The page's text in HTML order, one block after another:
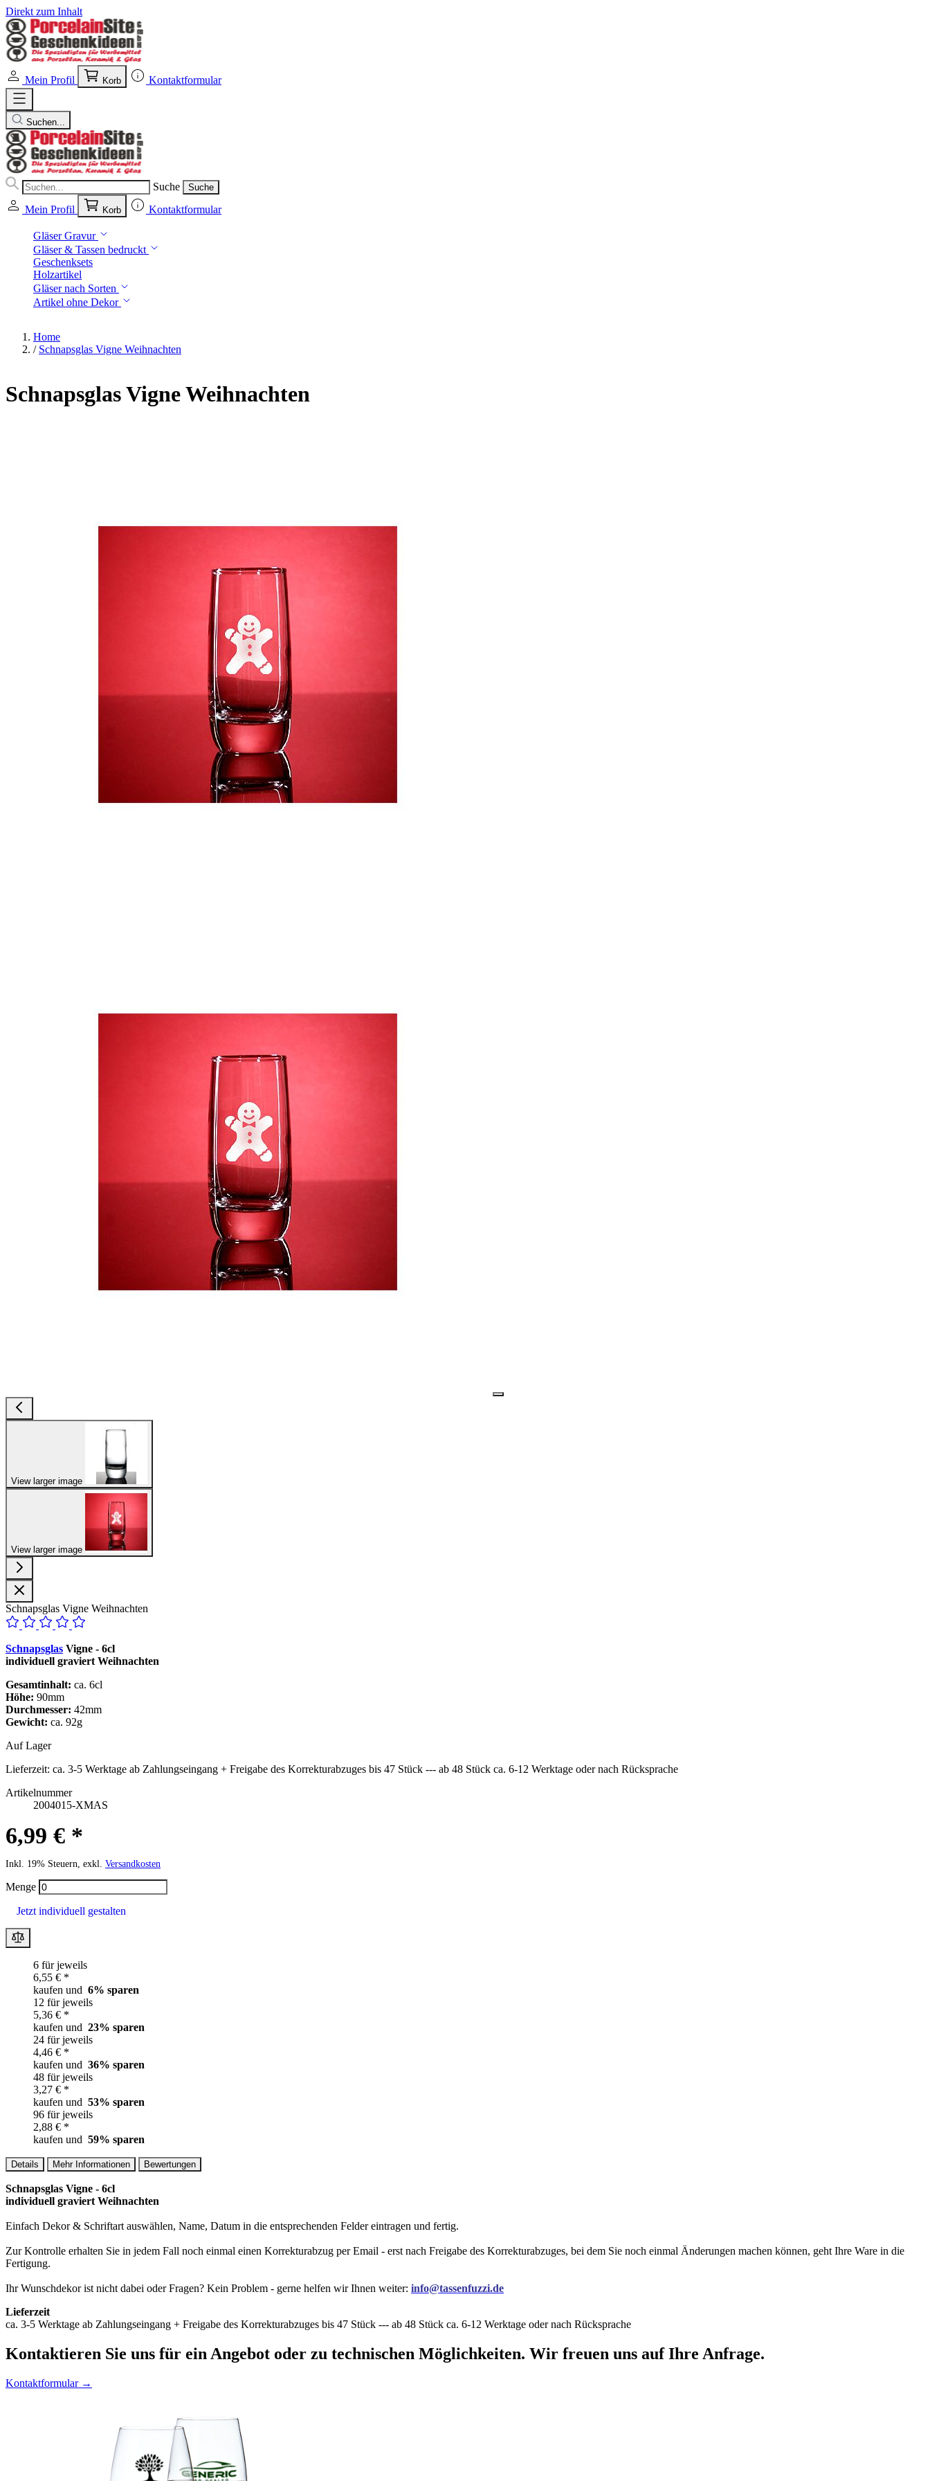
Direkt zum Inhalt
Mein Profil Korb Kontaktformular
Suchen...
Suche Suche
Mein Profil Korb Kontaktformular
Gläser Gravur
Gläser & Tassen bedruckt
Geschenksets
Holzartikel
Gläser nach Sorten
Artikel ohne Dekor
Home
/ Schnapsglas Vigne Weihnachten
Schnapsglas Vigne Weihnachten
View larger image
View larger image
Schnapsglas Vigne Weihnachten
Schnapsglas Vigne - 6cl
individuell graviert Weihnachten
Gesamtinhalt: ca. 6cl
Höhe: 90mm
Durchmesser: 42mm
Gewicht: ca. 92g
Auf Lager
Lieferzeit: ca. 3-5 Werktage ab Zahlungseingang + Freigabe des Korrekturabzuges bis 47 Stück --- ab 48 Stück ca. 6-12 Werktage oder nach Rücksprache
Artikelnummer
2004015-XMAS
6,99 € *
Inkl. 19% Steuern, exkl. Versandkosten
Menge
Jetzt individuell gestalten
6 für jeweils
6,55 € *
kaufen und 6% sparen
12 für jeweils
5,36 € *
kaufen und 23% sparen
24 für jeweils
4,46 € *
kaufen und 36% sparen
48 für jeweils
3,27 € *
kaufen und 53% sparen
96 für jeweils
2,88 € *
kaufen und 59% sparen
Details Mehr Informationen Bewertungen
Schnapsglas Vigne - 6cl
individuell graviert Weihnachten
Einfach Dekor & Schriftart auswählen, Name, Datum in die entsprechenden Felder eintragen und fertig.
Zur Kontrolle erhalten Sie in jedem Fall noch einmal einen Korrekturabzug per Email - erst nach Freigabe des Korrekturabzuges, bei dem Sie noch einmal Änderungen machen können, geht Ihre Ware in die
Fertigung.
Ihr Wunschdekor ist nicht dabei oder Fragen? Kein Problem - gerne helfen wir Ihnen weiter: info@tassenfuzzi.de
Lieferzeit
ca. 3-5 Werktage ab Zahlungseingang + Freigabe des Korrekturabzuges bis 47 Stück --- ab 48 Stück ca. 6-12 Werktage oder nach Rücksprache
Kontaktieren Sie uns für ein Angebot oder zu technischen Möglichkeiten. Wir freuen uns auf Ihre Anfrage.
Kontaktformular →